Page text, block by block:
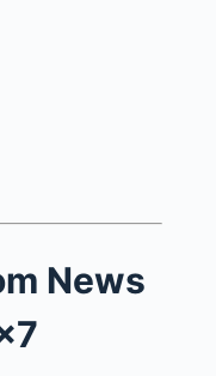
News